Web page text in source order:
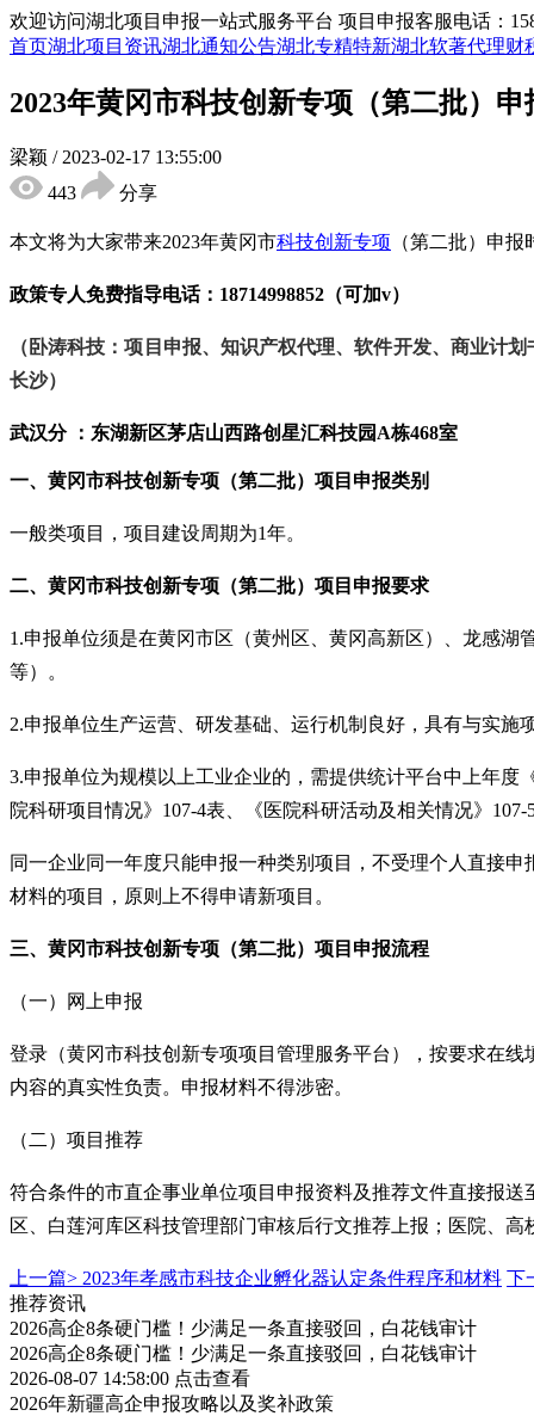
欢迎访问湖北项目申报一站式服务平台 项目申报客服电话：
首页湖北项目资讯湖北通知公告湖北专精特新湖北软著代理财
2023年黄冈市科技创新专项（第二批）
梁颖 / 2023-02-17 13:55:00
443
分享
本文将为大家带来2023年黄冈市科技创新专项 （第二批）申报
政策专人免费指导电话： 18714998852（可加v）
（卧涛科技：项目申报、知识产权代理、软件开发、商业计
长沙）
武汉分 ：东湖新区茅店山西路创星汇科技园 A栋468室
一、黄冈市科技创新专项（第二批）项目申报类别
一般类项目，项目建设周期为1年。
二、黄冈市科技创新专项（第二批）项目申报要求
1.申报单位须是在黄冈市区（黄州区、黄冈高新区）、龙感
等）。
2.申报单位生产运营、研发基础、运行机制良好，具有与实
3.申报单位为规模以上工业企业的，需提供统计平台中上年度
院科研项目情况》107-4表、《医院科研活动及相关情况》
同一企业同一年度只能申报一种类别项目，不受理个人直接
材料的项目，原则上不得申请新项目。
三、黄冈市科技创新专项（第二批）项目申报流程
（一）网上申报
登录（黄冈市科技创新专项项目管理服务平台），按要求在
内容的真实性负责。申报材料不得涉密。
（二）项目推荐
符合条件的市直企事业单位项目申报资料及推荐文件直接报
区、白莲河库区科技管理部门审核后行文推荐上报；医院、
上一篇> 2023年孝感市科技企业孵化器认定条件程序和材料 下
推荐资讯
2026高企8条硬门槛！少满足一条直接驳回，白花钱审计
2026高企8条硬门槛！少满足一条直接驳回，白花钱审计
2026-08-07 14:58:00 点击查看
2026年新疆高企申报攻略以及奖补政策